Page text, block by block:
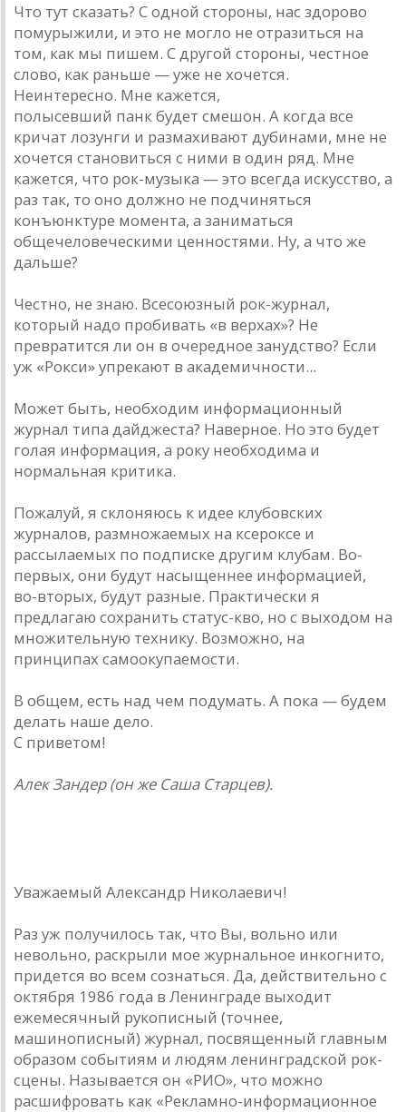
Что тут сказать? С одной стороны, нас здорово
помурыжили, и это не могло не отразиться на
том, как мы пишем. С другой стороны, честное
слово, как раньше — уже не хочется.
Неинтересно. Мне кажется,
полысевший панк будет смешон. А когда все
кричат лозунги и размахивают дубинами, мне не
хочется становиться с ними в один ряд. Мне
кажется, что рок-музыка — это всегда искусство, а
раз так, то оно должно не подчиняться
конъюнктуре момента, а заниматься
общечеловеческими ценностями. Ну, а что же
дальше?
Честно, не знаю. Всесоюзный рок-журнал,
который надо пробивать «в верхах»? Не
превратится ли он в очередное занудство? Если
уж «Рокси» упрекают в академичности...
Может быть, необходим информационный
журнал типа дайджеста? Наверное. Но это будет
голая информация, а року необходима и
нормальная критика.
Пожалуй, я склоняюсь к идее клубовских
журналов, размножаемых на ксероксе и
рассылаемых по подписке другим клубам. Во-
первых, они будут насыщеннее информацией,
во-вторых, будут разные. Практически я
предлагаю сохранить статус-кво, но с выходом на
множительную технику. Возможно, на
принципах самоокупаемости.
В общем, есть над чем подумать. А пока — будем
делать наше дело.
С приветом!
Алек Зандер (он же Саша Старцев).
Уважаемый Александр Николаевич!
Раз уж получилось так, что Вы, вольно или
невольно, раскрыли мое журнальное инкогнито,
придется во всем сознаться. Да, действительно с
октября 1986 года в Ленинграде выходит
ежемесячный рукописный (точнее,
машинописный) журнал, посвященный главным
образом событиям и людям ленинградской рок-
сцены. Называется он «РИО», что можно
расшифровать как «Рекламно-информационное